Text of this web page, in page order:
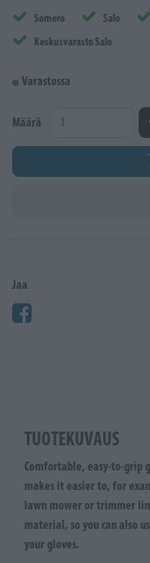
Somero Salo
Keskusvarasto Salo
Varastossa
Määrä
Jaa
TUOTEKUVAUS
Comfortable, easy-to-
makes it easier to, for
lawn mower or trimmer
material, so you can also
your gloves.